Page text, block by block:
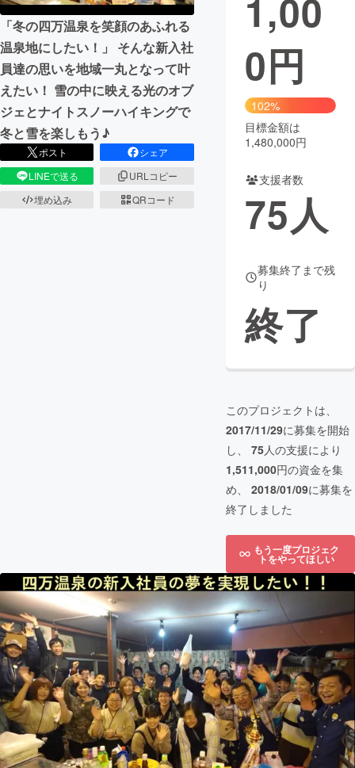
ビジネス・起業 チャレンジ
まちづくり・地域活性化
CAMPFIRE for Social Good
CAMPFIRE Creation
CAMPFIREふるさと納税
コミュニティ
「冬の四万温泉を笑顔のあふれる
温泉地にしたい！」 そんな新入社
員達の思いを地域一丸となって叶
えたい！ 雪の中に映える光のオブ
ジェとナイトスノーハイキングで
冬と雪を楽しもう♪
ポスト
シェア
LINEで送る
URLコピー
埋め込み
QRコード
1,00
0円
102%
目標金額は
1,480,000円
支援者数
75人
募集終了まで残
り
終了
このプロジェクトは、
2017/11/29に募集を開始
し、 75人の支援により
1,511,000円の資金を集
め、 2018/01/09に募集を
終了しました
もう一度プロジェク
トをやってほしい